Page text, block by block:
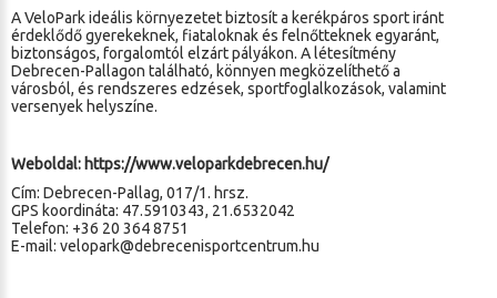
A VeloPark ideális környezetet biztosít a kerékpáros sport iránt
érdeklődő gyerekeknek, fiataloknak és felnőtteknek egyaránt,
biztonságos, forgalomtól elzárt pályákon. A létesítmény
Debrecen-Pallagon található, könnyen megközelíthető a
városból, és rendszeres edzések, sportfoglalkozások, valamint
versenyek helyszíne.
Weboldal: https://www.veloparkdebrecen.hu/
Cím: Debrecen-Pallag, 017/1. hrsz.
GPS koordináta: 47.5910343, 21.6532042
Telefon: +36 20 364 8751
E-mail: velopark@debrecenisportcentrum.hu